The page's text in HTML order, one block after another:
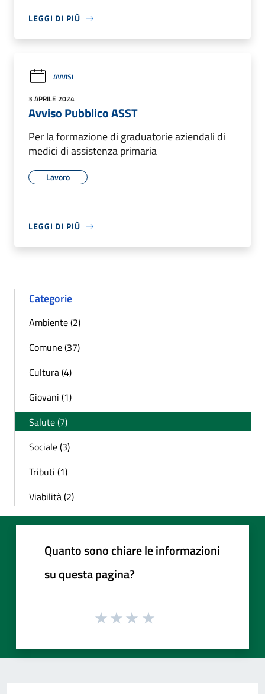
LEGGI DI PIÙ
AVVISI
3 APRILE 2024
Avviso Pubblico ASST
Per la formazione di graduatorie aziendali di
medici di assistenza primaria
Lavoro
LEGGI DI PIÙ
Categorie
Ambiente (2)
Comune (37)
Cultura (4)
Giovani (1)
Salute (7)
Sociale (3)
Tributi (1)
Viabilità (2)
Quanto sono chiare le informazioni
su questa pagina?